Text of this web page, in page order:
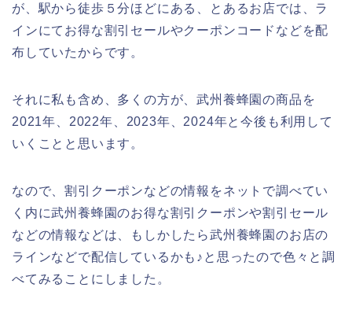
が、駅から徒歩５分ほどにある、とあるお店では、ラ
インにてお得な割引セールやクーポンコードなどを配
布していたからです。
それに私も含め、多くの方が、武州養蜂園の商品を
2021年、2022年、2023年、2024年と今後も利用して
いくことと思います。
なので、割引クーポンなどの情報をネットで調べてい
く内に武州養蜂園のお得な割引クーポンや割引セール
などの情報などは、もしかしたら武州養蜂園のお店の
ラインなどで配信しているかも♪と思ったので色々と調
べてみることにしました。